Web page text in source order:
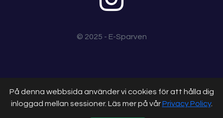
På denna webbsida använder vi cookies för att hålla dig
inloggad mellan sessioner. Läs mer på vårPrivacy Policy.
© 2025 - E-Sparven